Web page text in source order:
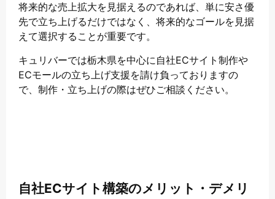
将来的な売上拡大を見据えるのであれば、単に安さ優
先で立ち上げるだけではなく、将来的なゴールを見据
えて選択することが重要です。
キュリバーでは栃木県を中心に自社ECサイト制作や
ECモールの立ち上げ支援を請け負っておりますの
で、制作・立ち上げの際はぜひご相談ください。
自社ECサイト構築のメリット・デメリ